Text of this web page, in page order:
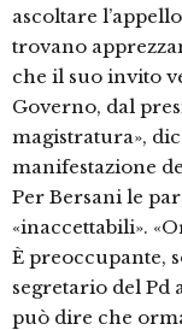
ascoltare
trovano
che il suo invito
Governo, dal
magistratura»,
manifestazione
Per Bersani le
«inaccettabili».
È preoccupante,
segretario del Pd
può dire che